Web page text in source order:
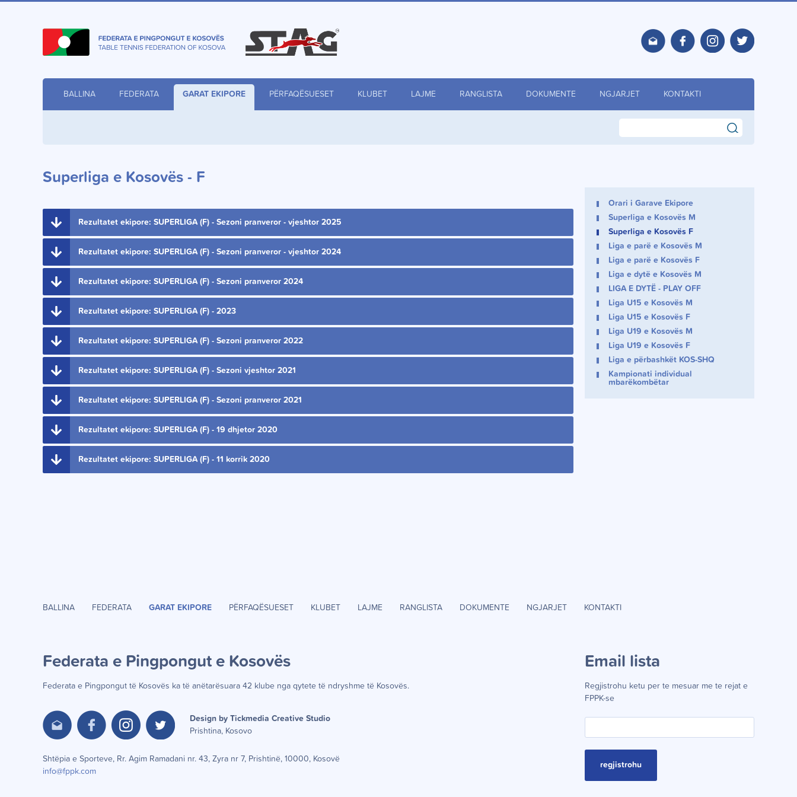
BALLINA FEDERATA GARAT EKIPORE PËRFAQËSUESET KLUBET LAJME RANGLISTA DOKUMENTE NGJARJET KONTAKTI
search
Superliga e Kosovës - F
Rezultatet ekipore: SUPERLIGA (F) - Sezoni pranveror - vjeshtor 2025
Rezultatet ekipore: SUPERLIGA (F) - Sezoni pranveror - vjeshtor 2024
Rezultatet ekipore: SUPERLIGA (F) - Sezoni pranveror 2024
Rezultatet ekipore: SUPERLIGA (F) - 2023
Rezultatet ekipore: SUPERLIGA (F) - Sezoni pranveror 2022
Rezultatet ekipore: SUPERLIGA (F) - Sezoni vjeshtor 2021
Rezultatet ekipore: SUPERLIGA (F) - Sezoni pranveror 2021
Rezultatet ekipore: SUPERLIGA (F) - 19 dhjetor 2020
Rezultatet ekipore: SUPERLIGA (F) - 11 korrik 2020
Orari i Garave Ekipore
Superliga e Kosovës M
Superliga e Kosovës F
Liga e parë e Kosovës M
Liga e parë e Kosovës F
Liga e dytë e Kosovës M
LIGA E DYTË - PLAY OFF
Liga U15 e Kosovës M
Liga U15 e Kosovës F
Liga U19 e Kosovës M
Liga U19 e Kosovës F
Liga e përbashkët KOS-SHQ
Kampionati individual
mbarëkombëtar
BALLINA FEDERATA GARAT EKIPORE PËRFAQËSUESET KLUBET LAJME RANGLISTA DOKUMENTE NGJARJET KONTAKTI
Federata e Pingpongut e Kosovës
Federata e Pingpongut të Kosovës ka të anëtarësuara 42 klube nga qytete të ndryshme të Kosovës.
Design by Tickmedia Creative Studio
Prishtina, Kosovo
Shtëpia e Sporteve, Rr. Agim Ramadani nr. 43, Zyra nr 7, Prishtinë, 10000, Kosovë
info@fppk.com
Email lista
Regjistrohu ketu per te mesuar me te rejat e
FPPK-se
regjistrohu